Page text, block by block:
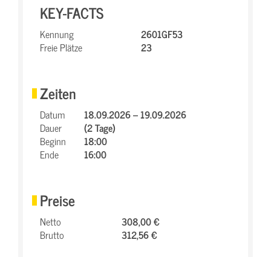
KEY-FACTS
Kennung
2601GF53
Freie Plätze
23
Zeiten
Datum
18.09.2026 – 19.09.2026
Dauer
(2 Tage)
Beginn
18:00
Ende
16:00
Preise
Netto
308,00 €
Brutto
312,56 €